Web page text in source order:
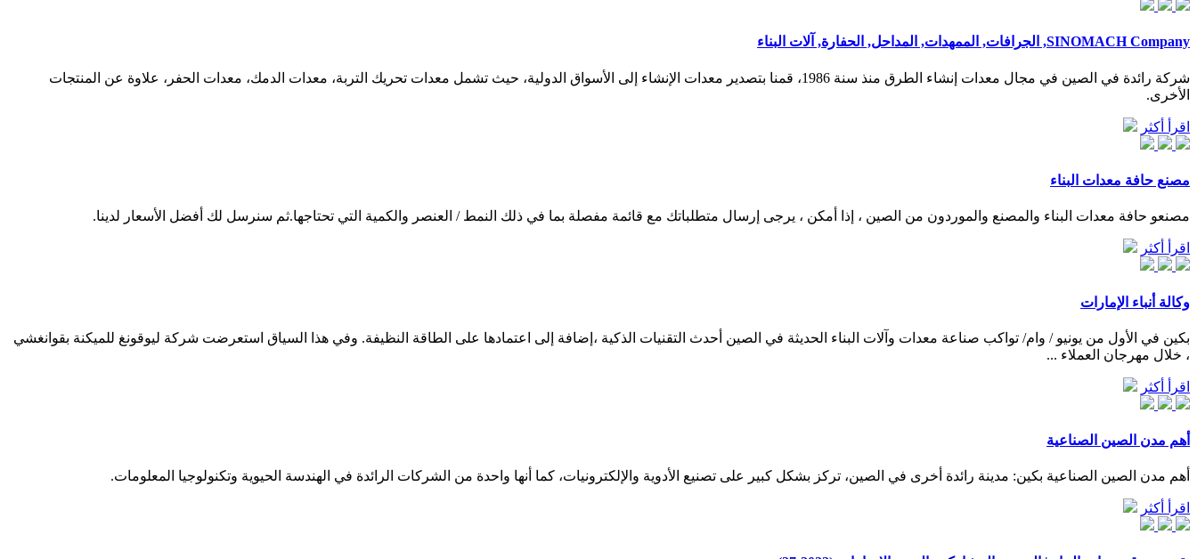
SINOMACH Company, الجرافات, الممهدات, المداحل, الحفارة, آلات البناء
شركة رائدة في الصين في مجال معدات إنشاء الطرق منذ سنة 1986، قمنا بتصدير معدات الإنشاء إلى الأسواق الدولية، حيث تشمل معدات تحريك التربة، معدات الدمك، معدات الحفر، علاوة عن المنتجات
الأخرى.
اقرأ أكثر
مصنع حافة معدات البناء
مصنعو حافة معدات البناء والمصنع والموردون من الصين ، إذا أمكن ، يرجى إرسال متطلباتك مع قائمة مفصلة بما في ذلك النمط / العنصر والكمية التي تحتاجها.ثم سنرسل لك أفضل الأسعار لدينا.
اقرأ أكثر
وكالة أنباء الإمارات
بكين في الأول من يونيو / وام/ تواكب صناعة معدات وآلات البناء الحديثة في الصين أحدث التقنيات الذكية ،إضافة إلى اعتمادها على الطاقة النظيفة. وفي هذا السياق استعرضت شركة ليوقونغ للميكنة بقوانغشي
، خلال مهرجان العملاء ...
اقرأ أكثر
أهم مدن الصين الصناعية
أهم مدن الصين الصناعية بكين: مدينة رائدة أخرى في الصين، تركز بشكل كبير على تصنيع الأدوية والإلكترونيات، كما أنها واحدة من الشركات الرائدة في الهندسة الحيوية وتكنولوجيا المعلومات.
اقرأ أكثر